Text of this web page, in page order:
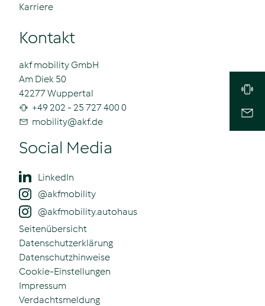
Karriere
Kontakt
akf mobility GmbH
Am Diek 50
42277 Wuppertal
+49 202 - 25 727 400 0
mobility@akf.de
Social Media
LinkedIn
@akfmobility
@akfmobility.autohaus
Seitenübersicht
Datenschutzerklärung
Datenschutzhinweise
Cookie-Einstellungen
Impressum
Verdachtsmeldung